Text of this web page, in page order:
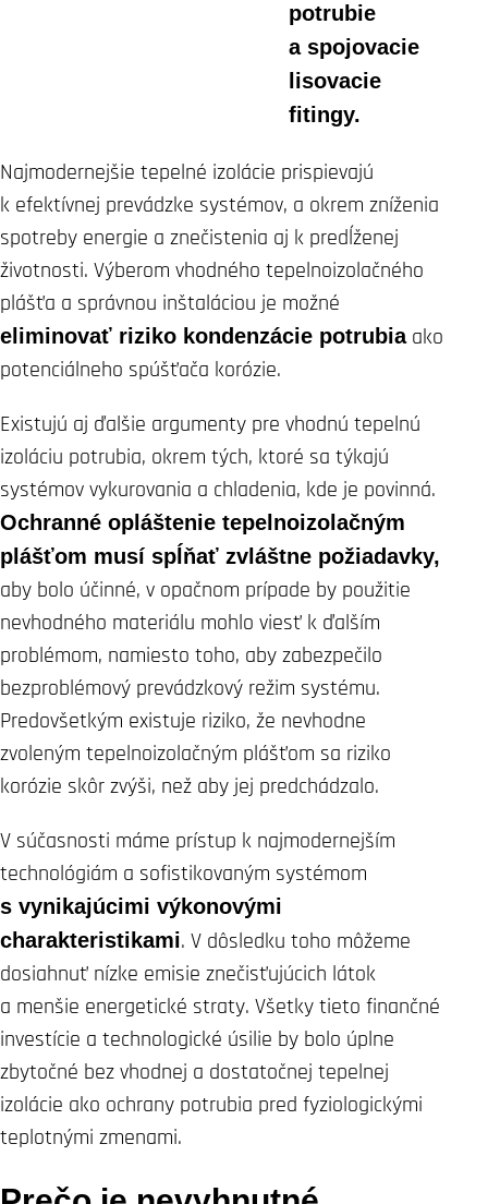
potrubie
a spojovacie
lisovacie
fitingy.
Najmodernejšie tepelné izolácie prispievajú
k efektívnej prevádzke systémov, a okrem zníženia
spotreby energie a znečistenia aj k predĺženej
životnosti. Výberom vhodného tepelnoizolačného
plášťa a správnou inštaláciou je možné
eliminovať riziko kondenzácie potrubiaako
potenciálneho spúšťača korózie.
Existujú aj ďalšie argumenty pre vhodnú tepelnú
izoláciu potrubia, okrem tých, ktoré sa týkajú
systémov vykurovania a chladenia, kde je povinná.
Ochranné opláštenie tepelnoizolačným
plášťom musí spĺňať zvláštne požiadavky,
aby bolo účinné, v opačnom prípade by použitie
nevhodného materiálu mohlo viesť k ďalším
problémom, namiesto toho, aby zabezpečilo
bezproblémový prevádzkový režim systému.
Predovšetkým existuje riziko, že nevhodne
zvoleným tepelnoizolačným plášťom sa riziko
korózie skôr zvýši, než aby jej predchádzalo.
V súčasnosti máme prístup k najmodernejším
technológiám a sofistikovaným systémom
s vynikajúcimi výkonovými
charakteristikami. V dôsledku toho môžeme
dosiahnuť nízke emisie znečisťujúcich látok
a menšie energetické straty. Všetky tieto finančné
investície a technologické úsilie by bolo úplne
zbytočné bez vhodnej a dostatočnej tepelnej
izolácie ako ochrany potrubia pred fyziologickými
teplotnými zmenami.